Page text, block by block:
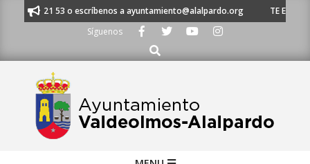
91 620 21 53 o escríbenos a ayuntamiento@alalpardo.org
TE
Síguenos
Buscar